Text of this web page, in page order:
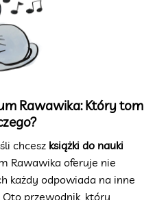
Rawawika: Który tom
chcesz książki do nauki
Rawawika oferuje nie
każdy odpowiada na inne
przewodnik, który